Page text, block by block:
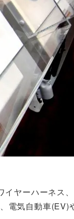
ヤーハーネス
電気自動車